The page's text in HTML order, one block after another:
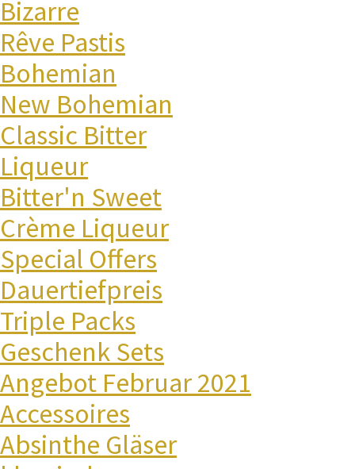
Bizarre
Rêve Pastis
Bohemian
New Bohemian
Classic Bitter
Liqueur
Bitter'n Sweet
Crème Liqueur
Special Offers
Dauertiefpreis
Triple Packs
Geschenk Sets
Angebot Februar 2021
Accessoires
Absinthe Gläser